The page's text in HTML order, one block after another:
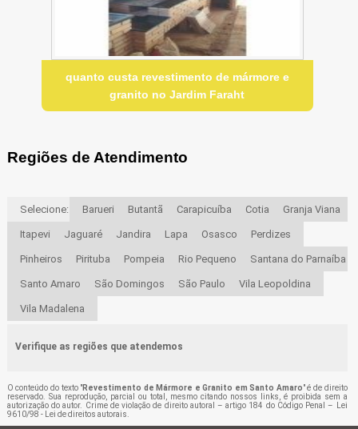
quanto custa revestimento de mármore e
granito no Jardim Faraht
Regiões de Atendimento
Selecione: Barueri Butantã Carapicuíba Cotia Granja Viana
Itapevi Jaguaré Jandira Lapa Osasco Perdizes
Pinheiros Pirituba Pompeia Rio Pequeno Santana do Parnaíba
Santo Amaro São Domingos São Paulo Vila Leopoldina
Vila Madalena
Verifique as regiões que atendemos
O conteúdo do texto "Revestimento de Mármore e Granito em Santo Amaro" é de direito
reservado. Sua reprodução, parcial ou total, mesmo citando nossos links, é proibida sem a
autorização do autor. Crime de violação de direito autoral – artigo 184 do Código Penal –
Lei
9610/98 - Lei de direitos autorais